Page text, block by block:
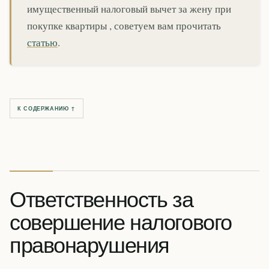
имущественный налоговый вычет за жену при
покупке квартиры , советуем вам прочитать
статью.
К СОДЕРЖАНИЮ ↑
Ответственность за
совершение налогового
правонарушения